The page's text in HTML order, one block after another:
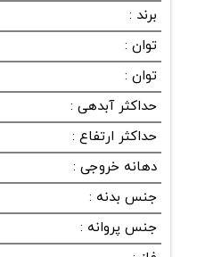
برند :
توان :
توان :
حداکثر آبدهی :
حداکثر ارتفاع :
دهانه خروجی :
جنس بدنه :
جنس پروانه :